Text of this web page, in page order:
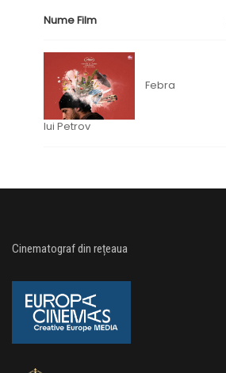
Nume Film
Febra
lui Petrov
Cinematograf din rețeaua